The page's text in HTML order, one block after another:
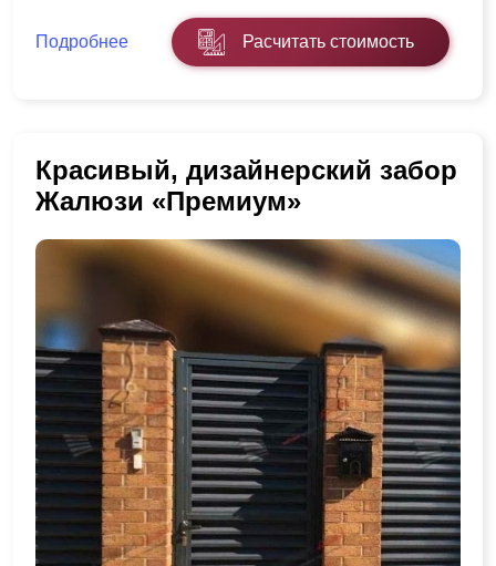
Подробнее Расчитать стоимость
Красивый, дизайнерский забор
Жалюзи «Премиум»